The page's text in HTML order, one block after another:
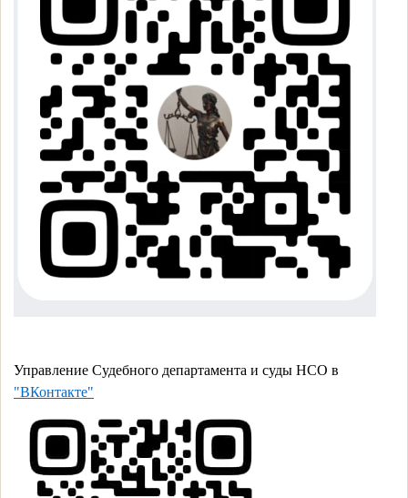
Управление Судебного департамента и суды НСО в
"ВКонтакте"